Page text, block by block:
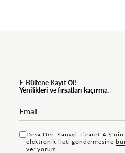
E-Bültene Kayıt Ol!
Yenilikleri ve fırsatları kaçırma.
Desa Deri Sanayi Ticaret
elektronik ileti göndermesine bu
veriyorum.